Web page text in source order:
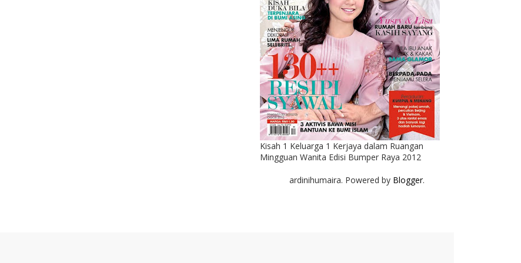
Kisah 1 Keluarga 1 Kerjaya dalam Ruangan
Mingguan Wanita Edisi Bumper Raya 2012
ardinihumaira. Powered by Blogger.